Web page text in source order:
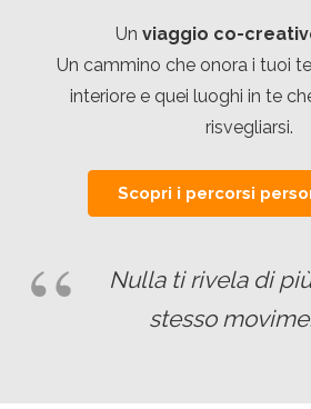
Un viaggio co-
Un cammino che onora i tuoi
interiore e quei luoghi in te
risvegliarsi.
Scopri i percorsi
Nulla ti rivela di
stesso